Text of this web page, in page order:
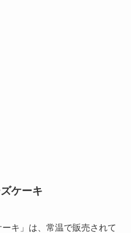
ケーキ
キ」は、常温で販売されて